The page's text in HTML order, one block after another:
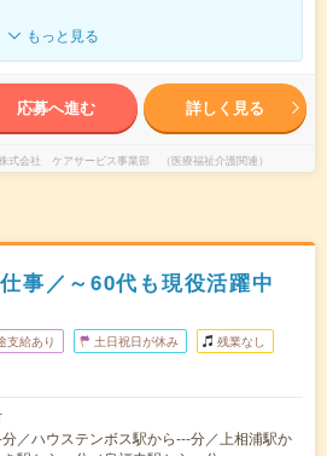
もっと見る
応募へ進む 詳しく見る
式会社 ケアサービス事業部 （医療福祉介護関連）
事／～60代も現役活躍中
支給あり 土日祝日が休み 残業なし
／ハウステンボス駅から---分／上相浦駅か